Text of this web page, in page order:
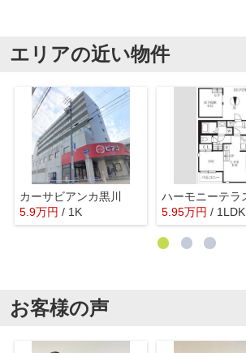
エリアの近い物件
カーサビアンカ黒川
5.9万円 / 1K
5.95万円 / 1LDK
お客様の声